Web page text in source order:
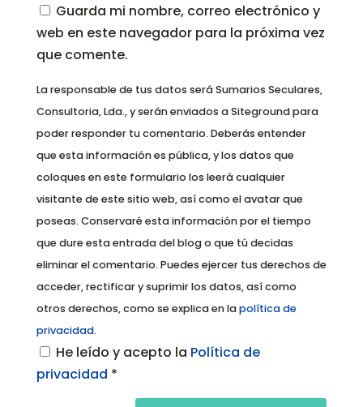
Guarda mi nombre, correo electrónico y
web en este navegador para la próxima vez
que comente.
La responsable de tus datos será Sumarios Seculares,
Consultoria, Lda., y serán enviados a Siteground para
poder responder tu comentario. Deberás entender
que esta información es pública, y los datos que
coloques en este formulario los leerá cualquier
visitante de este sitio web, así como el avatar que
poseas. Conservaré esta información por el tiempo
que dure esta entrada del blog o que tú decidas
eliminar el comentario. Puedes ejercer tus derechos de
acceder, rectificar y suprimir los datos, así como
otros derechos, como se explica en lapolítica de
privacidad.
He leído y acepto la Política de
privacidad *